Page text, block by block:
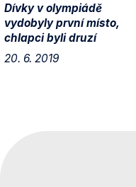
Dívky v olympiádě
vydobyly první místo,
chlapci byli druzí
20. 6. 2019